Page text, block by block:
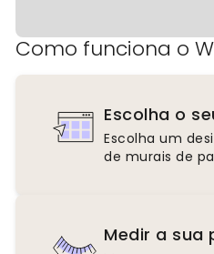
Como funciona o
Escolha o
Escolha um
de murais de
Medir a sua